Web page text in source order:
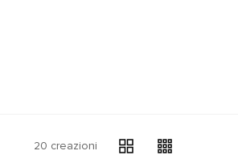
20 creazioni